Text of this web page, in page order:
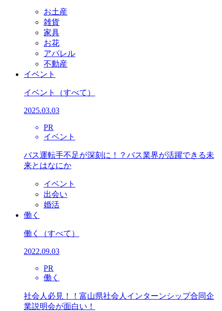
お土産
雑貨
家具
お花
アパレル
不動産
イベント
イベント （すべて）
2025.03.03
PR
イベント
バス運転手不足が深刻に！？バス業界が活躍できる未
来とはなにか
イベント
出会い
婚活
働く
働く （すべて）
2022.09.03
PR
働く
社会人必見！！富山県社会人インターンシップ合同企
業説明会が面白い！